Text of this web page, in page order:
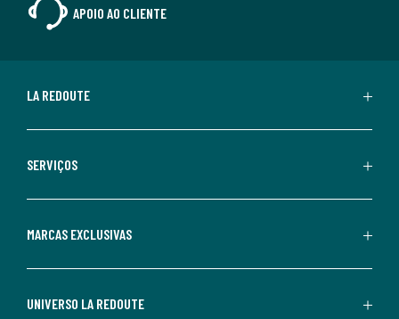
APOIO AO CLIENTE
LA REDOUTE
SERVIÇOS
MARCAS EXCLUSIVAS
UNIVERSO LA REDOUTE